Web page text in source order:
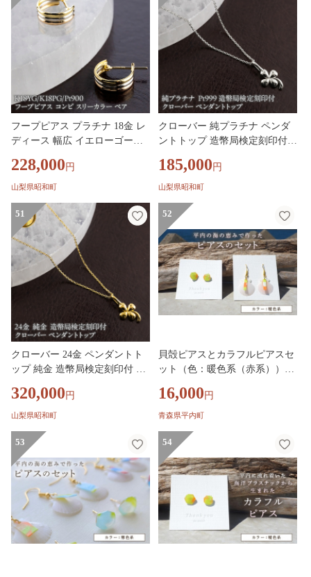
フープピアス プラチナ 18金 レ
ディース 幅広 イエローゴール
コンビ スリーカラー ペア 両耳
用 260331hy201 SWAA377
228,000 円
山梨県昭和町
クローバー 純プラチナ ペンダ
ントトップ 造幣局検定刻印付 p
プラチナ 131205102pt999 SWAA
376-b
185,000 円
山梨県昭和町
51
クローバー 24金 ペンダントト
ップ 純金 造幣局検定刻印付 地
1205102 SWAA376-a
320,000 円
山梨県昭和町
52
貝殻ピアスとカラフルピアスセ
ット（色：暖色系（赤系））
アス ホタテ貝殻 ほたて 帆立 海
洋プラスチック アップサイクル
リー レディース ギフト 青森県
平内町 F21J-393
16,000 円
青森県平内町
53 54